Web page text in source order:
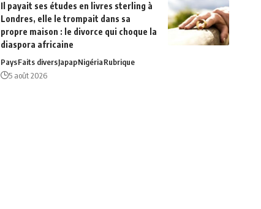
Il payait ses études en livres sterling à
Londres, elle le trompait dans sa
propre maison : le divorce qui choque la
diaspora africaine
PaysFaits diversJapapNigériaRubrique
5 août 2026